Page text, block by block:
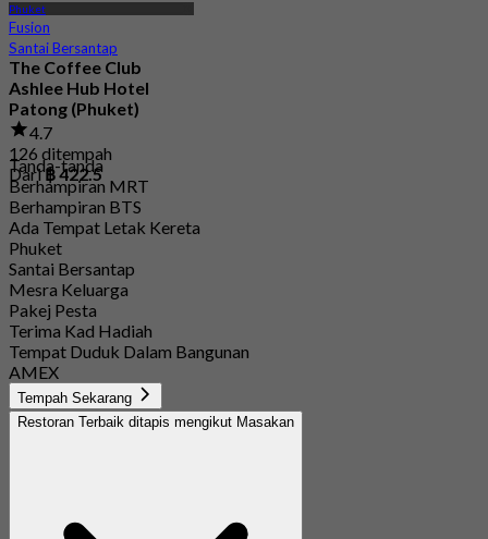
Phuket
Fusion
Santai Bersantap
The Coffee Club
Ashlee Hub Hotel
Patong (Phuket)
4.7
126 ditempah
Dari฿ 422.5
Tanda-tanda
Berhampiran MRT
Berhampiran BTS
Ada Tempat Letak Kereta
Phuket
Santai Bersantap
Mesra Keluarga
Pakej Pesta
Terima Kad Hadiah
Tempat Duduk Dalam Bangunan
AMEX
Tempah Sekarang
Restoran Terbaik ditapis mengikut Masakan